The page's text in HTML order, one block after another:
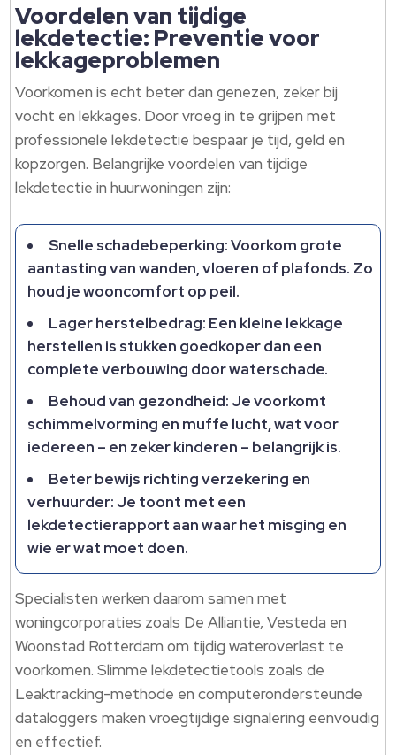
Voordelen van tijdige
lekdetectie: Preventie voor
lekkageproblemen
Voorkomen is echt beter dan genezen, zeker bij
vocht en lekkages. Door vroeg in te grijpen met
professionele lekdetectie bespaar je tijd, geld en
kopzorgen. Belangrijke voordelen van tijdige
lekdetectie in huurwoningen zijn:
Snelle schadebeperking: Voorkom grote
aantasting van wanden, vloeren of plafonds. Zo
houd je wooncomfort op peil.
Lager herstelbedrag: Een kleine lekkage
herstellen is stukken goedkoper dan een
complete verbouwing door waterschade.
Behoud van gezondheid: Je voorkomt
schimmelvorming en muffe lucht, wat voor
iedereen – en zeker kinderen – belangrijk is.
Beter bewijs richting verzekering en
verhuurder: Je toont met een
lekdetectierapport aan waar het misging en
wie er wat moet doen.
Specialisten werken daarom samen met
woningcorporaties zoals De Alliantie, Vesteda en
Woonstad Rotterdam om tijdig wateroverlast te
voorkomen. Slimme lekdetectietools zoals de
Leaktracking-methode en computerondersteunde
dataloggers maken vroegtijdige signalering eenvoudig
en effectief.